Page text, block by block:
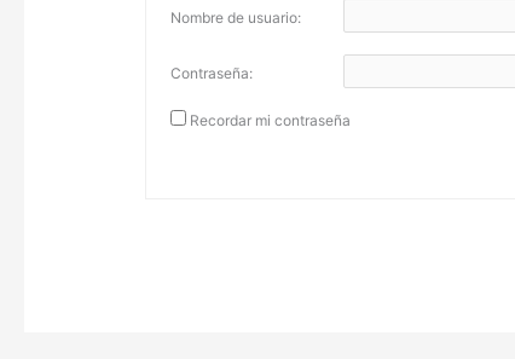
Nombre de usuario:
Contraseña:
Recordar mi contraseña